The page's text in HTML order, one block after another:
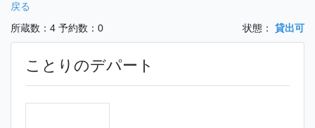
戻る
所蔵数：4 予約数：0 状態： 貸出可
ことりのデパート